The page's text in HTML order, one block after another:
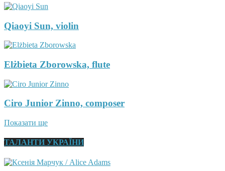
Qiaoyi Sun, violin
Elżbieta Zborowska, flute
Ciro Junior Zinno, composer
Показати ще
ТАЛАНТИ УКРАЇНИ